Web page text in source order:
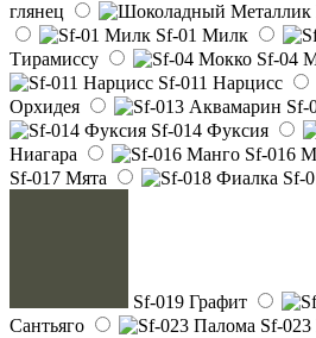
глянец
Sf-01 Милк
Тирамиссу
Sf-04
Sf-011 Нарцисс
Орхидея
Sf-
Sf-014 Фуксия
Ниагара
Sf-016
Sf-017 Мята
Sf-
Sf-019 Графит
Сантьяго
Sf-